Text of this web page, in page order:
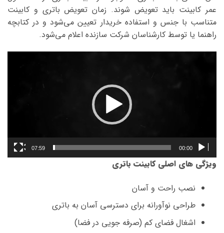
عمر کابینت باید تعویض شوند. زمان تعویض باتری و کابینت
متناسب با جنس و استفاده خریدار تعیین می‌شود و در کتابچه
راهنما یا توسط کارشناسان شرکت سازنده اعلام می‌شود.
00:00
07:59
ویژگی های اصلی کابینت باتری
نصب راحت و آسان
طراحی نوآورانه برای دسترسی آسان به باتری
اشغال فضای کم (صرفه جویی در فضا)